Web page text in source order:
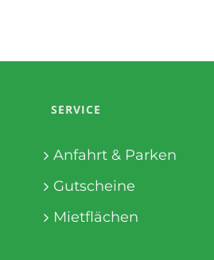
SERVICE
Anfahrt & Parken
Gutscheine
Mietflächen